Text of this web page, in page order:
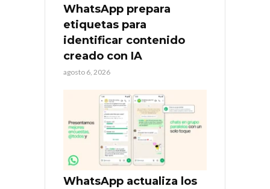
WhatsApp prepara
etiquetas para
identificar contenido
creado con IA
agosto 6, 2026
WhatsApp actualiza los